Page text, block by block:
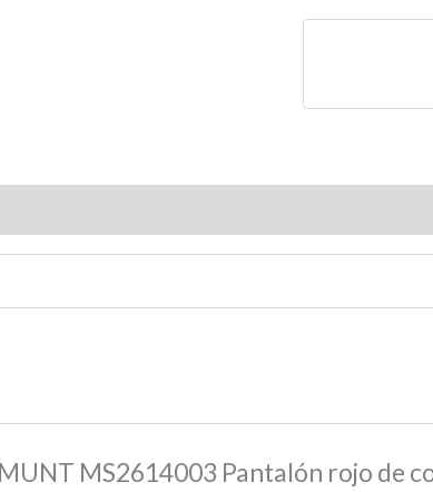
MS2614003 Pantalón rojo de